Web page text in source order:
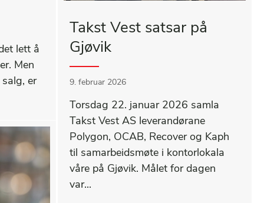
lett å
Men
er
Takst Vest satsar på
Gjøvik
9. februar 2026
Torsdag 22. januar 2026 samla
Takst Vest AS leverandørane
Polygon, OCAB, Recover og Kaph
til samarbeidsmøte i kontorlokala
våre på Gjøvik. Målet for dagen
var...